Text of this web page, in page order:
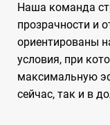
Наша команда
прозрачности и
ориентированы
условия, при
максимальную
сейчас, так и в